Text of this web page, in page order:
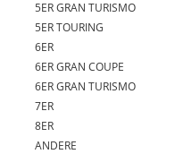
5ER GRAN TURISMO
5ER TOURING
6ER
6ER GRAN COUPE
6ER GRAN TURISMO
7ER
8ER
ANDERE